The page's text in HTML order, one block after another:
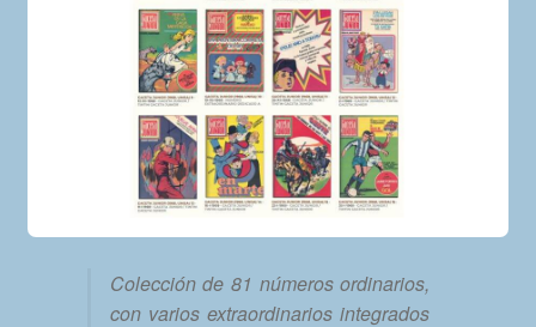
Colección de 81 números ordinarios,
con varios extraordinarios integrados